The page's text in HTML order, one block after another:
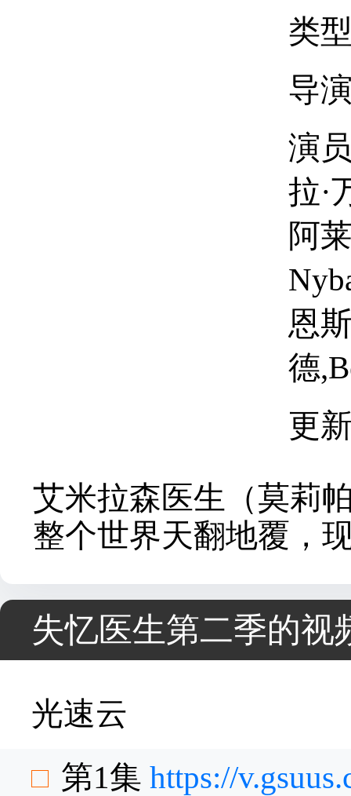
类
导
演
拉·
阿
恩
德
更
艾米拉森医生（莫莉
整个世界天翻地覆，
失忆医生第二季的视
光速云
第1集 https://